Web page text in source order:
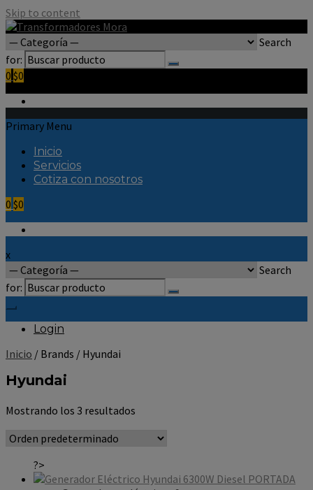
Skip to content
Search
for:
0 $0
Primary Menu
Inicio
Servicios
Cotiza con nosotros
0 $0
x
Search
for:
Login
Inicio / Brands / Hyundai
Hyundai
Mostrando los 3 resultados
?>